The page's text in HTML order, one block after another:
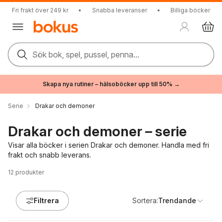
Fri frakt över 249 kr • Snabba leveranser • Billiga böcker
Sök bok, spel, pussel, penna...
Skapa nya rutiner – hälsoböcker upp till 50% →
Serie Drakar och demoner
Drakar och demoner – serie
Visar alla böcker i serien Drakar och demoner. Handla med fri
frakt och snabb leverans.
12 produkter
Filtrera Sortera:Trendande